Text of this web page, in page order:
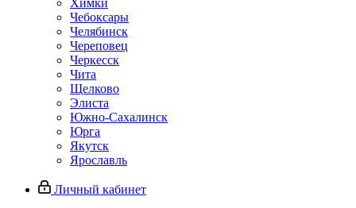
Чебоксары
Челябинск
Череповец
Черкесск
Чита
Щелково
Элиста
Южно-Сахалинск
Юрга
Якутск
Ярославль
Личный кабинет